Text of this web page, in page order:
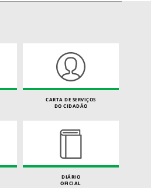
CARTA DE SERVIÇOS
DO CIDADÃO
DIÁRIO
OFICIAL